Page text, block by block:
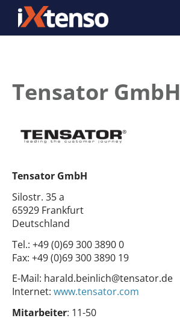
Tensator GmbH
Tensator GmbH
Silostr. 35 a
65929 Frankfurt
Deutschland
Tel.: +49 (0)69 300 3890 0
Fax: +49 (0)69 300 3890 19
E-Mail: harald.beinlich@tensator.de
Internet: www.tensator.com
Mitarbeiter: 11-50